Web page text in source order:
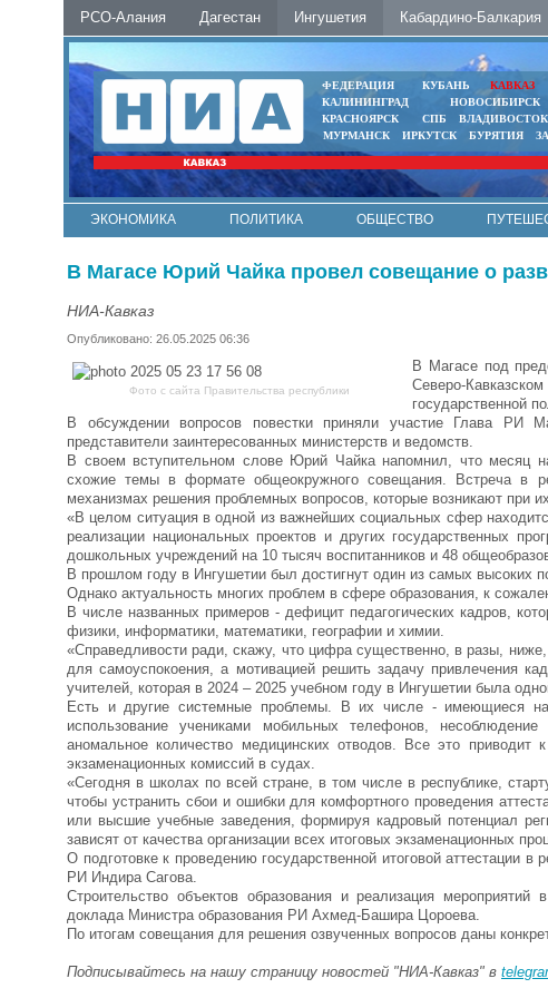
РСО-Алания Дагестан Ингушетия Кабардино-Балкария
ФЕДЕРАЦИЯ КУБАНЬ КАВКАЗ
КАЛИНИНГРАД
НОВОСИБИРСК
КРАСНОЯРСК
СПБ ВЛАДИВОСТОК
МУРМАНСК
ИРКУТСК БУРЯТИЯ
ЭКОНОМИКА ПОЛИТИКА ОБЩЕСТВО
В Магасе Юрий Чайка провел совещание о
НИА-Кавказ
Опубликовано: 26.05.2025 06:36
Фото с сайта Правительства республики
В Магасе под
Северо-
государственной
В обсуждении вопросов повестки приняли участие Глава РИ
представители заинтересованных министерств и ведомств.
В своем вступительном слове Юрий Чайка напомнил, что месяц
схожие темы в формате общеокружного совещания. Встреча в
механизмах решения проблемных вопросов, которые возникают при
«В целом ситуация в одной из важнейших социальных сфер
реализации национальных проектов и других государственных
дошкольных учреждений на 10 тысяч воспитанников и 48
В прошлом году в Ингушетии был достигнут один из самых высоких
Однако актуальность многих проблем в сфере образования, к
В числе названных примеров - дефицит педагогических кадров,
физики, информатики, математики, географии и химии.
«Справедливости ради, скажу, что цифра существенно, в разы,
для самоуспокоения, а мотивацией решить задачу привлечения
учителей, которая в 2024 – 2025 учебном году в Ингушетии была
Есть и другие системные проблемы. В их числе - имеющиеся
использование учениками мобильных телефонов,
аномальное количество медицинских отводов. Все это
экзаменационных комиссий в судах.
«Сегодня в школах по всей стране, в том числе в республике,
чтобы устранить сбои и ошибки для комфортного проведения
или высшие учебные заведения, формируя кадровый потенциал
зависят от качества организации всех итоговых экзаменационных
О подготовке к проведению государственной итоговой аттестации
РИ Индира Сагова.
Строительство объектов образования и реализация
доклада Министра образования РИ Ахмед-Башира Цороева.
По итогам совещания для решения озвученных вопросов даны
Подписывайтесь на нашу страницу новостей "НИА-Кавказ" в